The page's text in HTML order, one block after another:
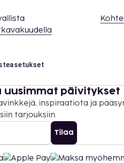
uusimmat päivitykset
inspiraatiota ja
tarjouksiin.
Tilaa